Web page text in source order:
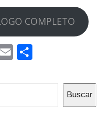
COMPLETO
Email
Buscar